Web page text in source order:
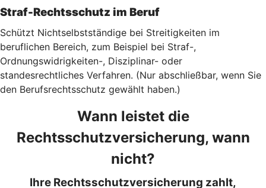
Straf-Rechtsschutz im Beruf
Schützt Nichtselbstständige bei Streitigkeiten im
beruflichen Bereich, zum Beispiel bei Straf-,
Ordnungswidrigkeiten-, Disziplinar- oder
standesrechtliches Verfahren. (Nur abschließbar, wenn Sie
den Berufsrechtsschutz gewählt haben.)
Wann leistet die
Rechtsschutzversicherung, wann
nicht?
Ihre Rechtsschutzversicherung zahlt,